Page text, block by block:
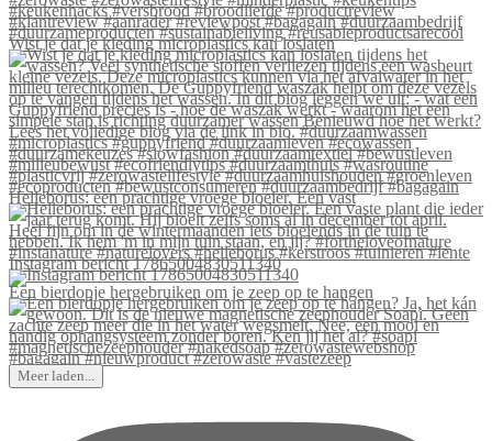
Wist je dat je kleding microplastics kan loslaten
Helleborus: een prachtige vroege bloeier. Een vast
Instagram bericht 17865004830511340
Een bierdopje hergebruiken om je zeep op te hangen
Meer laden...